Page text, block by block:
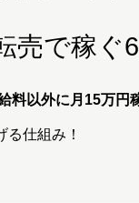
売で稼ぐ
料以外に月15万円
る仕組み！